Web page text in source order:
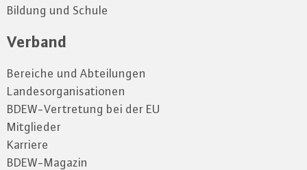
Bildung und Schule
Verband
Bereiche und Abteilungen
Landesorganisationen
BDEW-Vertretung bei der EU
Mitglieder
Karriere
BDEW-Magazin